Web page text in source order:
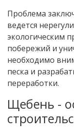
Проблема
ведется
экологическим
побережий и
необходимо
песка и
переработки.
Щебень -